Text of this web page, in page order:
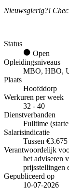
Nieuwsgierig?!
Status
Open
Opleidingsniveaus
MBO, HBO,
Plaats
Hoofddorp
Werkuren per week
32 - 40
Dienstverbanden
Fulltime
Salarisindicatie
Tussen
Verantwoordelijk
het adviseren
prijsstellingen
Gepubliceerd op
10-07-2026